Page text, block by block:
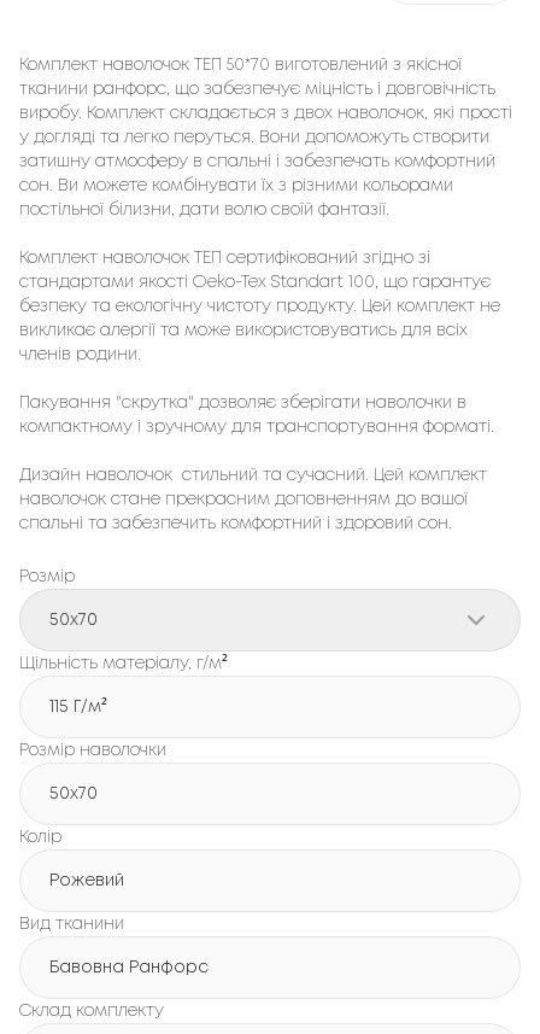
Комплект наволочок ТЕП 50*70 виготовлений з якісної
тканини ранфорс, що забезпечує міцність і довговічність
виробу. Комплект складається з двох наволочок, які прості
у догляді та легко перуться. Вони допоможуть створити
затишну атмосферу в спальні і забезпечать комфортний
сон. Ви можете комбінувати їх з різними кольорами
постільної білизни, дати волю своїй фантазії.
Комплект наволочок ТЕП сертифікований згідно зі
стандартами якості Oeko-Tex Standart 100, що гарантує
безпеку та екологічну чистоту продукту. Цей комплект не
викликає алергії та може використовуватись для всіх
членів родини.
Пакування "скрутка" дозволяє зберігати наволочки в
компактному і зручному для транспортування форматі.
Дизайн наволочок стильний та сучасний. Цей комплект
наволочок стане прекрасним доповненням до вашої
спальні та забезпечить комфортний і здоровий сон.
Розмір
50x70
Щільність матеріалу, г/м²
115 Г/м²
Розмір наволочки
50x70
Колір
Рожевий
Вид тканини
Бавовна Ранфорс
Склад комплекту